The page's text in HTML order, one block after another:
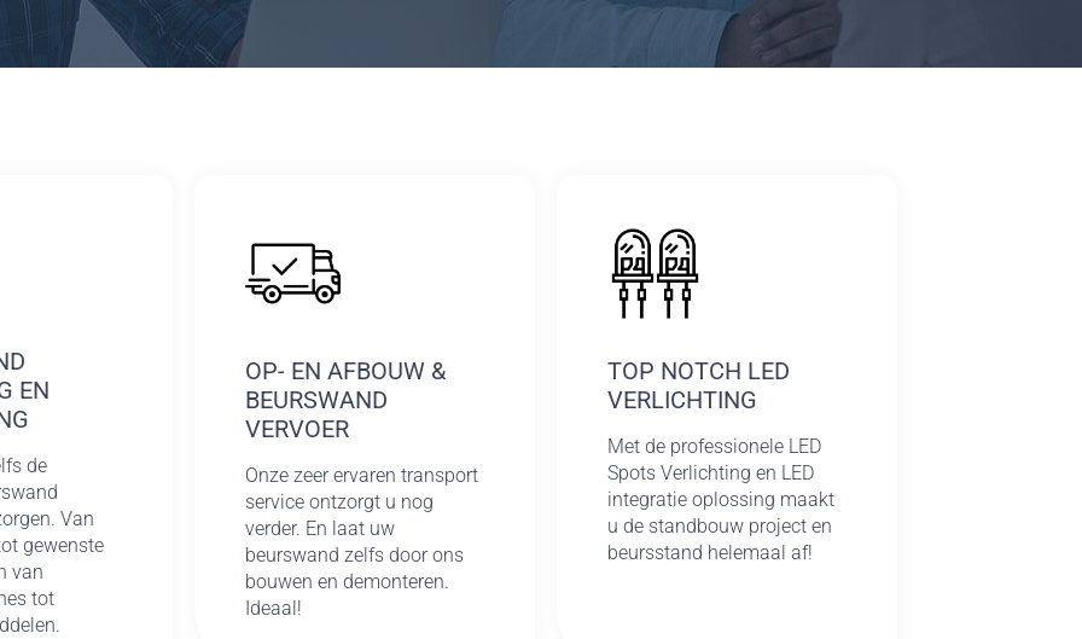
EN
de
Van
gewenste
van
tot
OP- EN AFBOUW &
BEURSWAND
VERVOER
Onze zeer ervaren transport
service ontzorgt u nog
verder. En laat uw
beurswand zelfs door ons
bouwen en demonteren.
Ideaal!
TOP NOTCH LED
VERLICHTING
Met de professionele LED
Spots Verlichting en LED
integratie oplossing maakt
u de standbouw project en
beursstand helemaal af!